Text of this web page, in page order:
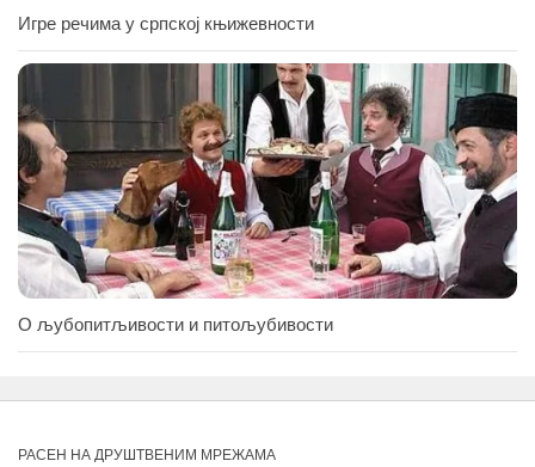
Игре речима у српској књижевности
О љубопитљивости и питољубивости
РАСЕН НА ДРУШТВЕНИМ МРЕЖАМА